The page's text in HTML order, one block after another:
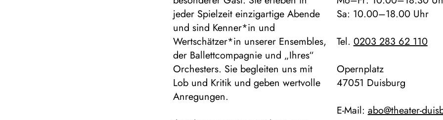
jeder Spielzeit einzigartige Abende
und sind Kenner*in und
Wertschätzer*in unserer Ensembles,
der Ballettcompagnie und „Ihres“
Orchesters. Sie begleiten uns mit
Lob und Kritik und geben wertvolle
Anregungen.
Sa: 10.00–18.00 Uhr
Tel.0203 283 62 110
Opernplatz
47051 Duisburg
E-Mail:abo@theater-